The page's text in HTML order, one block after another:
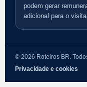
podem gerar
adicional para o
© 2026 Roteiros BR.
Privacidade e cookies